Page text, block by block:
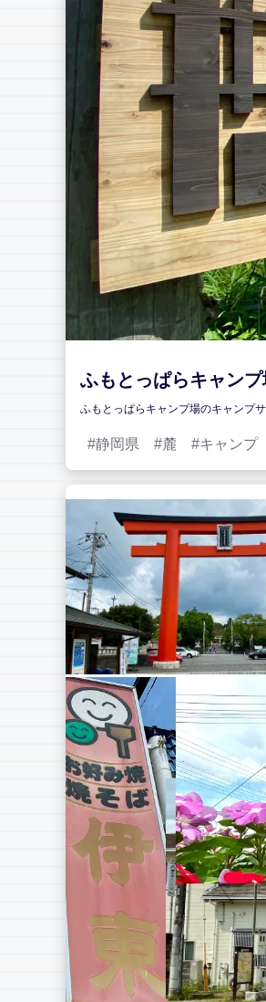
ふもとっぱらキャン
ふもとっぱらキャンプ場のキャンプ
静岡県 麓 キャンプ